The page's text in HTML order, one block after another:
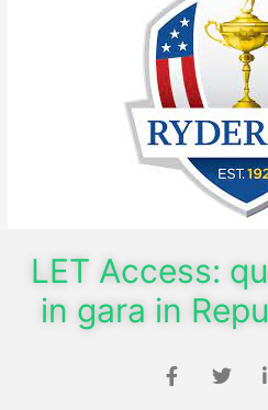
LET Access:
in gara in